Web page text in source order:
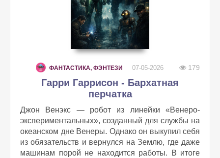
ФАНТАСТИКА, ФЭНТЕЗИ 07-05-2026 179
Гарри Гаррисон - Бархатная
перчатка
Джон Венэкс — робот из линейки «Венеро-
экспериментальных», созданный для службы на
океанском дне Венеры. Однако он выкупил себя
из обязательств и вернулся на Землю, где даже
машинам порой не находится работы. В итоге